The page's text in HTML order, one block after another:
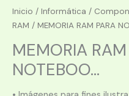
Inicio / Informática /
RAM / MEMORIA RAM PARA
MEMORIA
NOTEBOO...